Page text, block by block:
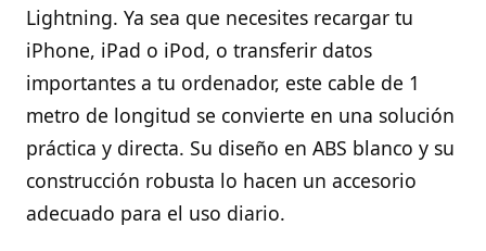
Lightning. Ya sea que necesites recargar tu
iPhone, iPad o iPod, o transferir datos
importantes a tu ordenador, este cable de 1
metro de longitud se convierte en una solución
práctica y directa. Su diseño en ABS blanco y su
construcción robusta lo hacen un accesorio
adecuado para el uso diario.